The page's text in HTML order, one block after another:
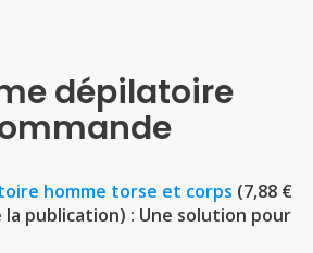
dépilatoire
homme torse et corps (7,88 €
la publication) : Une solution pour